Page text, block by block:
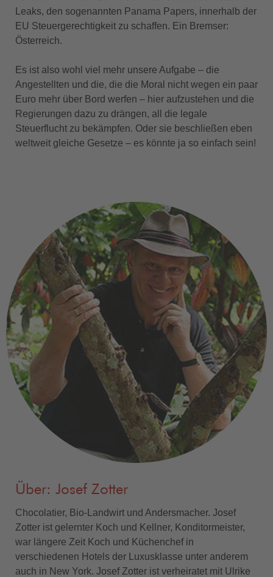
Leaks, den sogenannten Panama Papers, innerhalb der
EU Steuergerechtigkeit zu schaffen. Ein Bremser:
Österreich.
Es ist also wohl viel mehr unsere Aufgabe – die
Angestellten und die, die die Moral nicht wegen ein paar
Euro mehr über Bord werfen – hier aufzustehen und die
Regierungen dazu zu drängen, all die legale
Steuerflucht zu bekämpfen. Oder sie beschließen eben
weltweit gleiche Gesetze – es könnte ja so einfach sein!
Über: Josef Zotter
Chocolatier, Bio-Landwirt und Andersmacher. Josef
Zotter ist gelernter Koch und Kellner, Konditormeister,
war längere Zeit Koch und Küchenchef in
verschiedenen Hotels der Luxusklasse unter anderem
auch in New York. Josef Zotter ist verheiratet mit Ulrike